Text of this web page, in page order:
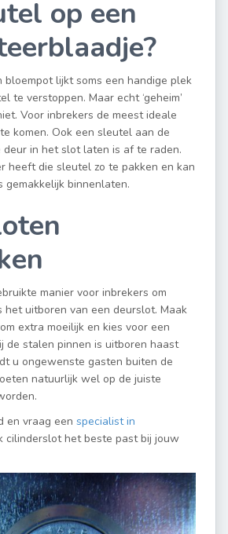
op een
bloempot lijkt soms een handige plek
te verstoppen. Maar echt ‘geheim’
Voor inbrekers de meest ideale
komen. Ook een sleutel aan de
deur in het slot laten is af te raden.
heeft die sleutel zo te pakken en kan
gemakkelijk binnenlaten.
manier voor inbrekers om
het uitboren van een deurslot. Maak
extra moeilijk en kies voor een
de stalen pinnen is uitboren haast
u ongewenste gasten buiten de
natuurlijk wel op de juiste
en vraag een specialist in
cilinderslot het beste past bij jouw